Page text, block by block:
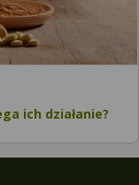
ich działanie?